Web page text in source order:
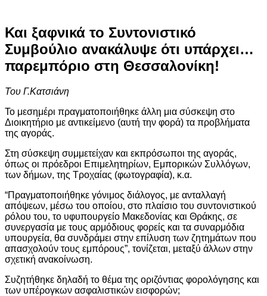
Και ξαφνικά το Συντονιστικό
Συμβούλιο ανακάλυψε ότι υπάρχει…
παρεμπόριο στη Θεσσαλονίκη!
Του Γ.Κατσιάνη
Το μεσημέρι πραγματοποιήθηκε άλλη μια σύσκεψη στο
Διοικητήριο με αντικείμενο (αυτή την φορά) τα προβλήματα
της αγοράς.
Στη σύσκεψη συμμετείχαν και εκπρόσωποι της αγοράς,
όπως οι πρόεδροι Επιμελητηρίων, Εμπορικών Συλλόγων,
των δήμων, της Τροχαίας (φωτογραφία), κ.α.
“Πραγματοποιήθηκε γόνιμος διάλογος, με ανταλλαγή
απόψεων, μέσω του οποίου, στο πλαίσιο του συντονιστικού
ρόλου του, το υφυπουργείο Μακεδονίας και Θράκης, σε
συνεργασία με τους αρμόδιους φορείς και τα συναρμόδια
υπουργεία, θα συνδράμει στην επίλυση των ζητημάτων που
απασχολούν τους εμπόρους”, τονίζεται, μεταξύ άλλων στην
σχετική ανακοίνωση.
Συζητήθηκε δηλαδή το θέμα της οριζόντιας φορολόγησης και
των υπέρογκων ασφαλιστικών εισφορών;